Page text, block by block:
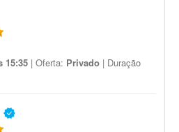
15:35 | Oferta: Privado | Duração